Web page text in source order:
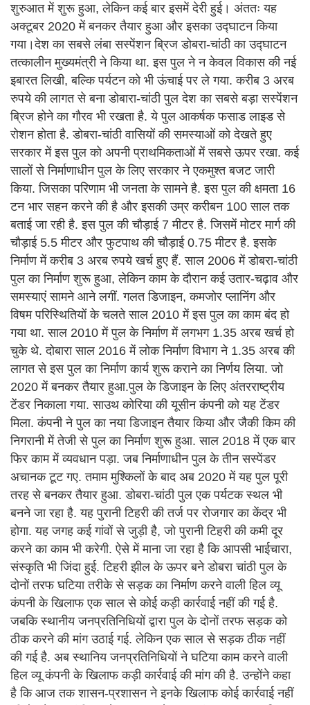
शुरुआत में शुरू हुआ, लेकिन कई बार इसमें देरी हुई। अंततः यह
अक्टूबर 2020 में बनकर तैयार हुआ और इसका उद्घाटन किया
गया।देश का सबसे लंबा सस्पेंशन ब्रिज डोबरा-चांठी का उद्घाटन
तत्कालीन मुख्यमंत्री ने किया था. इस पुल ने न केवल विकास की नई
इबारत लिखी, बल्कि पर्यटन को भी ऊंचाई पर ले गया. करीब 3 अरब
रुपये की लागत से बना डोबारा-चांठी पुल देश का सबसे बड़ा सस्पेंशन
ब्रिज होने का गौरव भी रखता है. ये पुल आकर्षक फसाड लाइड से
रोशन होता है. डोबरा-चांठी वासियों की समस्याओं को देखते हुए
सरकार में इस पुल को अपनी प्राथमिकताओं में सबसे ऊपर रखा. कई
सालों से निर्माणाधीन पुल के लिए सरकार ने एकमुश्त बजट जारी
किया. जिसका परिणाम भी जनता के सामने है. इस पुल की क्षमता 16
टन भार सहन करने की है और इसकी उम्र करीबन 100 साल तक
बताई जा रही है. इस पुल की चौड़ाई 7 मीटर है. जिसमें मोटर मार्ग की
चौड़ाई 5.5 मीटर और फुटपाथ की चौड़ाई 0.75 मीटर है. इसके
निर्माण में करीब 3 अरब रुपये खर्च हुए हैं. साल 2006 में डोबरा-चांठी
पुल का निर्माण शुरू हुआ, लेकिन काम के दौरान कई उतार-चढ़ाव और
समस्याएं सामने आने लगीं. गलत डिजाइन, कमजोर प्लानिंग और
विषम परिस्थितियों के चलते साल 2010 में इस पुल का काम बंद हो
गया था. साल 2010 में पुल के निर्माण में लगभग 1.35 अरब खर्च हो
चुके थे. दोबारा साल 2016 में लोक निर्माण विभाग ने 1.35 अरब की
लागत से इस पुल का निर्माण कार्य शुरू कराने का निर्णय लिया. जो
2020 में बनकर तैयार हुआ.पुल के डिजाइन के लिए अंतरराष्ट्रीय
टेंडर निकाला गया. साउथ कोरिया की यूसीन कंपनी को यह टेंडर
मिला. कंपनी ने पुल का नया डिजाइन तैयार किया और जैकी किम की
निगरानी में तेजी से पुल का निर्माण शुरू हुआ. साल 2018 में एक बार
फिर काम में व्यवधान पड़ा. जब निर्माणाधीन पुल के तीन सस्पेंडर
अचानक टूट गए. तमाम मुश्किलों के बाद अब 2020 में यह पुल पूरी
तरह से बनकर तैयार हुआ. डोबरा-चांठी पुल एक पर्यटक स्थल भी
बनने जा रहा है. यह पुरानी टिहरी की तर्ज पर रोजगार का केंद्र भी
होगा. यह जगह कई गांवों से जुड़ी है, जो पुरानी टिहरी की कमी दूर
करने का काम भी करेगी. ऐसे में माना जा रहा है कि आपसी भाईचारा,
संस्कृति भी जिंदा हुई. टिहरी झील के ऊपर बने डोबरा चांठी पुल के
दोनों तरफ घटिया तरीके से सड़क का निर्माण करने वाली हिल व्यू
कंपनी के खिलाफ एक साल से कोई कड़ी कार्रवाई नहीं की गई है.
जबकि स्थानीय जनप्रतिनिधियों द्वारा पुल के दोनों तरफ सड़क को
ठीक करने की मांग उठाई गई. लेकिन एक साल से सड़क ठीक नहीं
की गई है. अब स्थानिय जनप्रतिनिधियों ने घटिया काम करने वाली
हिल व्यू कंपनी के खिलाफ कड़ी कार्रवाई की मांग की है. उन्होंने कहा
है कि आज तक शासन-प्रशासन ने इनके खिलाफ कोई कार्रवाई नहीं